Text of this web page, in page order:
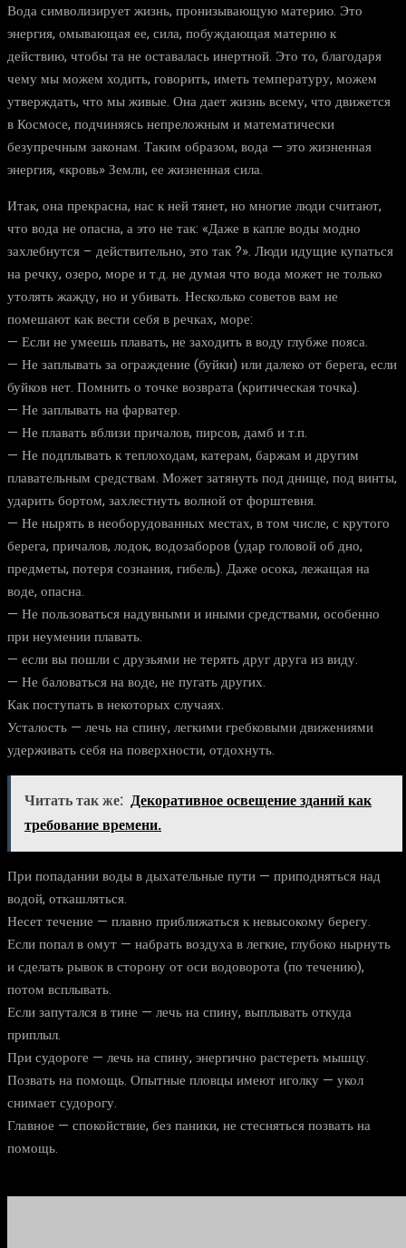
Вода символизирует жизнь, пронизывающую материю. Это
энергия, омывающая ее, сила, побуждающая материю к
действию, чтобы та не оставалась инертной. Это то, благодаря
чему мы можем ходить, говорить, иметь температуру, можем
утверждать, что мы живые. Она дает жизнь всему, что движется
в Космосе, подчиняясь непреложным и математически
безупречным законам. Таким образом, вода — это жизненная
энергия, «кровь» Земли, ее жизненная сила.
Итак, она прекрасна, нас к ней тянет, но многие люди считают,
что вода не опасна, а это не так: «Даже в капле воды модно
захлебнутся – действительно, это так ?». Люди идущие купаться
на речку, озеро, море и т.д. не думая что вода может не только
утолять жажду, но и убивать. Несколько советов вам не
помешают как вести себя в речках, море:
— Если не умеешь плавать, не заходить в воду глубже пояса.
— Не заплывать за ограждение (буйки) или далеко от берега, если
буйков нет. Помнить о точке возврата (критическая точка).
— Не заплывать на фарватер.
— Не плавать вблизи причалов, пирсов, дамб и т.п.
— Не подплывать к теплоходам, катерам, баржам и другим
плавательным средствам. Может затянуть под днище, под винты,
ударить бортом, захлестнуть волной от форштевня.
— Не нырять в необорудованных местах, в том числе, с крутого
берега, причалов, лодок, водозаборов (удар головой об дно,
предметы, потеря сознания, гибель). Даже осока, лежащая на
воде, опасна.
— Не пользоваться надувными и иными средствами, особенно
при неумении плавать.
— если вы пошли с друзьями не терять друг друга из виду.
— Не баловаться на воде, не пугать других.
Как поступать в некоторых случаях.
Усталость — лечь на спину, легкими гребковыми движениями
удерживать себя на поверхности, отдохнуть.
Читать так же: Декоративное освещение зданий как
требование времени.
При попадании воды в дыхательные пути — приподняться над
водой, откашляться.
Несет течение — плавно приближаться к невысокому берегу.
Если попал в омут — набрать воздуха в легкие, глубоко нырнуть
и сделать рывок в сторону от оси водоворота (по течению),
потом всплывать.
Если запутался в тине — лечь на спину, выплывать откуда
приплыл.
При судороге — лечь на спину, энергично растереть мышцу.
Позвать на помощь. Опытные пловцы имеют иголку — укол
снимает судорогу.
Главное — спокойствие, без паники, не стесняться позвать на
помощь.